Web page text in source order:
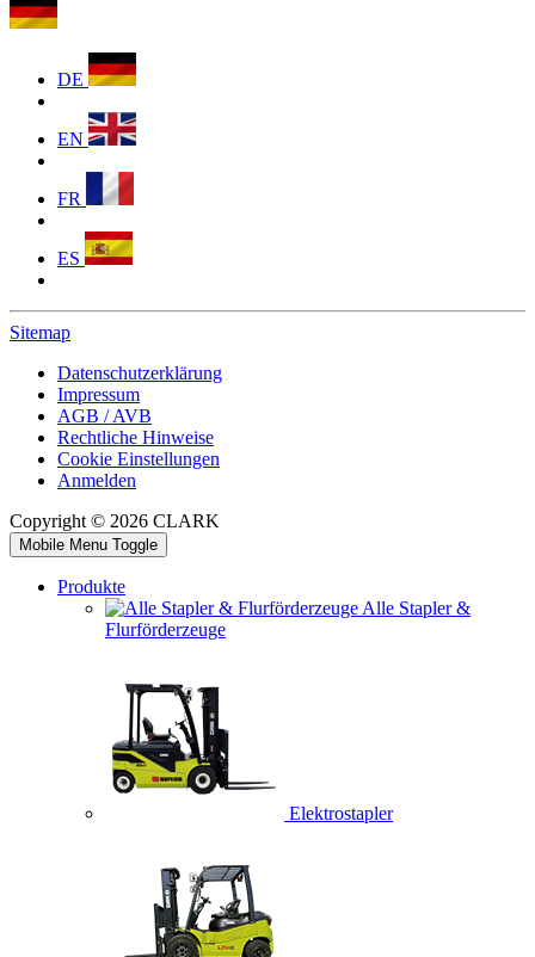
DE
EN
FR
ES
Sitemap
Datenschutzerklärung
Impressum
AGB / AVB
Rechtliche Hinweise
Cookie Einstellungen
Anmelden
Copyright © 2026 CLARK
Mobile Menu Toggle
Produkte
Alle Stapler &
Flurförderzeuge
Elektrostapler